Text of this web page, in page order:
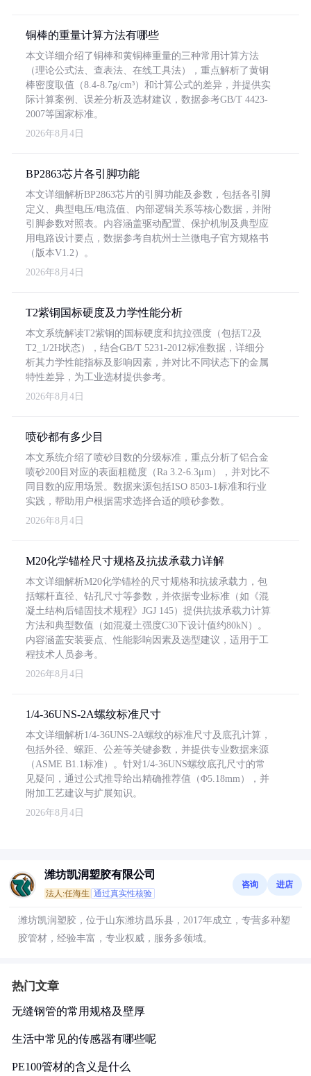
铜棒的重量计算方法有哪些
本文详细介绍了铜棒和黄铜棒重量的三种常用计算方法
（理论公式法、查表法、在线工具法），重点解析了黄铜
棒密度取值（8.4-8.7g/cm³）和计算公式的差异，并提供实
际计算案例、误差分析及选材建议，数据参考GB/T 4423-
2007等国家标准。
2026年8月4日
BP2863芯片各引脚功能
本文详细解析BP2863芯片的引脚功能及参数，包括各引脚
定义、典型电压/电流值、内部逻辑关系等核心数据，并附
引脚参数对照表。内容涵盖驱动配置、保护机制及典型应
用电路设计要点，数据参考自杭州士兰微电子官方规格书
（版本V1.2）。
2026年8月4日
T2紫铜国标硬度及力学性能分析
本文系统解读T2紫铜的国标硬度和抗拉强度（包括T2及
T2_1/2H状态），结合GB/T 5231-2012标准数据，详细分
析其力学性能指标及影响因素，并对比不同状态下的金属
特性差异，为工业选材提供参考。
2026年8月4日
喷砂都有多少目
本文系统介绍了喷砂目数的分级标准，重点分析了铝合金
喷砂200目对应的表面粗糙度（Ra 3.2-6.3μm），并对比不
同目数的应用场景。数据来源包括ISO 8503-1标准和行业
实践，帮助用户根据需求选择合适的喷砂参数。
2026年8月4日
M20化学锚栓尺寸规格及抗拔承载力详解
本文详细解析M20化学锚栓的尺寸规格和抗拔承载力，包
括螺杆直径、钻孔尺寸等参数，并依据专业标准（如《混
凝土结构后锚固技术规程》JGJ 145）提供抗拔承载力计算
方法和典型数值（如混凝土强度C30下设计值约80kN）。
内容涵盖安装要点、性能影响因素及选型建议，适用于工
程技术人员参考。
2026年8月4日
1/4-36UNS-2A螺纹标准尺寸
本文详细解析1/4-36UNS-2A螺纹的标准尺寸及底孔计算，
包括外径、螺距、公差等关键参数，并提供专业数据来源
（ASME B1.1标准）。针对1/4-36UNS螺纹底孔尺寸的常
见疑问，通过公式推导给出精确推荐值（Φ5.18mm），并
附加工艺建议与扩展知识。
2026年8月4日
潍坊凯润塑胶有限公司
法人:任海生 通过真实性核验
咨询 进店
潍坊凯润塑胶，位于山东潍坊昌乐县，2017年成立，专营多种塑
胶管材，经验丰富，专业权威，服务多领域。
热门文章
无缝钢管的常用规格及壁厚
生活中常见的传感器有哪些呢
PE100管材的含义是什么